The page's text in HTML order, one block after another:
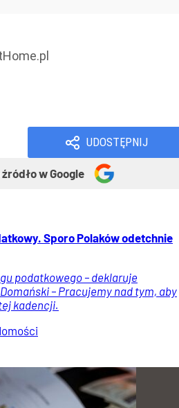
UDOSTĘPNIJ
źródło w Google
Sporo Polaków odetchnie
podatkowego – deklaruje
– Pracujemy nad tym, aby
kadencji.